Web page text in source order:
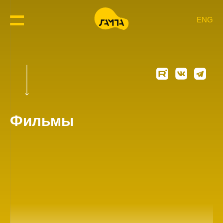
ENG
Фильмы